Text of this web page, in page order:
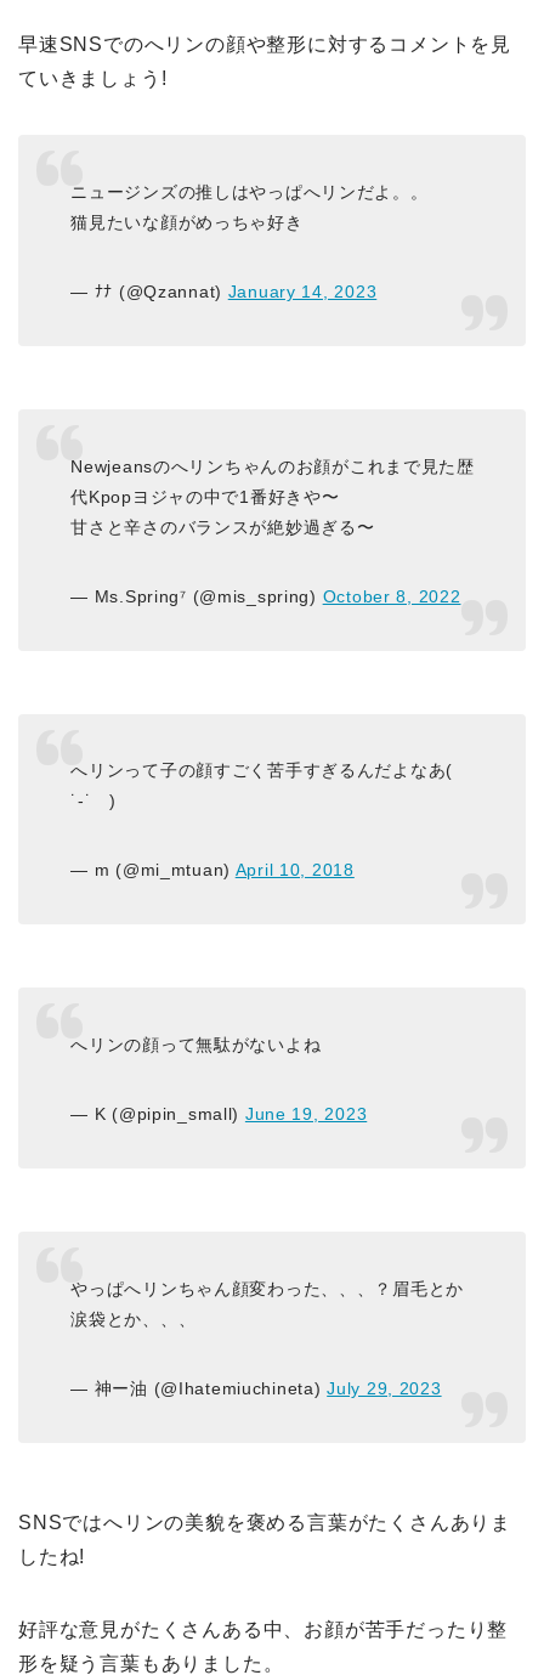
早速SNSでのへリンの顔や整形に対するコメントを見
ていきましょう!
ニュージンズの推しはやっぱへリンだよ。。
猫見たいな顔がめっちゃ好き
— ﾅﾅ (@Qzannat) January 14, 2023
Newjeansのへリンちゃんのお顔がこれまで見た歴
代Kpopヨジャの中で1番好きや〜
甘さと辛さのバランスが絶妙過ぎる〜
— Ms.Spring⁷ (@mis_spring) October 8, 2022
へリンって子の顔すごく苦手すぎるんだよなあ(
˙-˙ )
— m (@mi_mtuan) April 10, 2018
へリンの顔って無駄がないよね
— K (@pipin_small) June 19, 2023
やっぱへリンちゃん顔変わった、、、？眉毛とか
涙袋とか、、、
— 神ー油 (@Ihatemiuchineta)July 29, 2023
SNSではへリンの美貌を褒める言葉がたくさんありま
したね!
好評な意見がたくさんある中、お顔が苦手だったり整
形を疑う言葉もありました。